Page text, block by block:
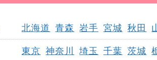
北海道 青森 岩手 宮城 秋田
東京 神奈川 埼玉 千葉 茨城